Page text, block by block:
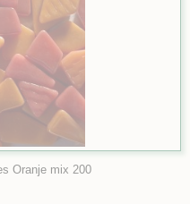
Oranje mix 200